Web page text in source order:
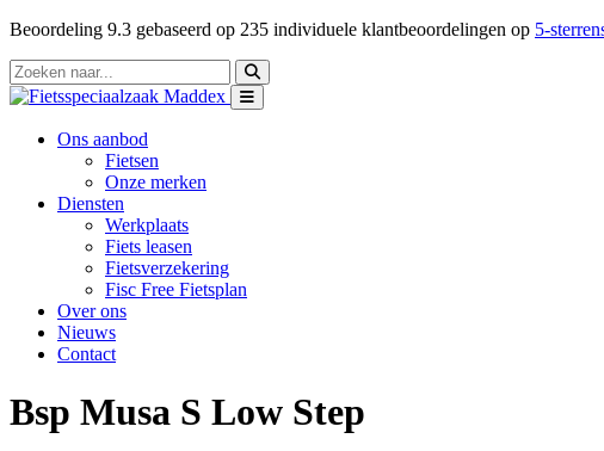
Beoordeling 9.3 gebaseerd op 235 individuele klantbeoordelingen op 5-
Ons aanbod
Fietsen
Onze merken
Diensten
Werkplaats
Fiets leasen
Fietsverzekering
Fisc Free Fietsplan
Over ons
Nieuws
Contact
Bsp Musa S Low Step